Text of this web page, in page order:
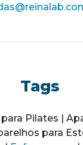
Tags
Pilates |
para